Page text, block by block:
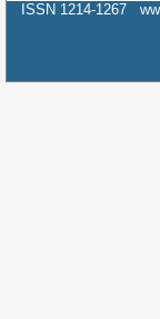
ISSN 1214-1267